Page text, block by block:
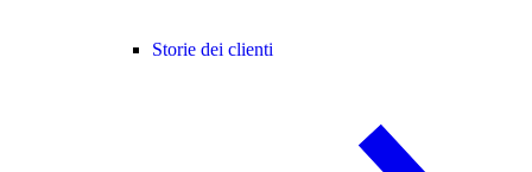
Storie dei clienti